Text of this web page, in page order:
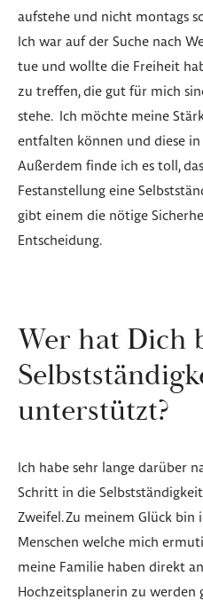
aufstehe und nicht montags
Ich war auf der Suche nach
tue und wollte die Freiheit
zu treffen, die gut für mich
stehe. Ich möchte meine
entfalten können und diese
Außerdem finde ich es toll,
Festanstellung eine
gibt einem die nötige
Entscheidung.
Wer hat Dich
unterstützt?
Ich habe sehr lange darüber
Schritt in die
Zweifel. Zu meinem Glück
Menschen welche mich
meine Familie haben direkt
Hochzeitsplanerin zu werden